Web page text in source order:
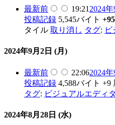
最新前 19:21 2024
投稿記録 5,545バイト
タイル 取り消し タグ:
2024年9月2日 (月)
最新前 22:062024
投稿記録 4,588バイト +9
タグ: ビジュアルエディ
2024年8月28日 (水)